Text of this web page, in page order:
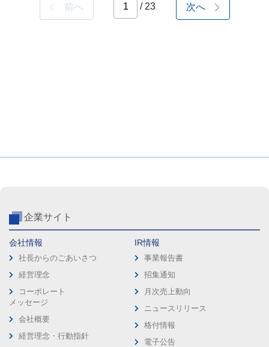
前へ / 23 次へ
企業サイト
会社情報
社長からのごあいさつ
経営理念
コーポレート
メッセージ
会社概要
経営理念・行動指針
IR情報
事業報告書
招集通知
月次売上動向
ニュースリリース
格付情報
電子公告